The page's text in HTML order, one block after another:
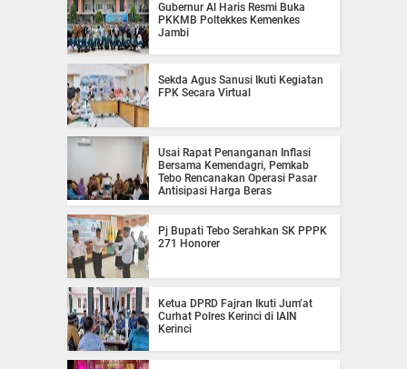
Gubernur Al Haris Resmi Buka
PKKMB Poltekkes Kemenkes
Jambi
Sekda Agus Sanusi Ikuti Kegiatan
FPK Secara Virtual
Usai Rapat Penanganan Inflasi
Bersama Kemendagri, Pemkab
Tebo Rencanakan Operasi Pasar
Antisipasi Harga Beras
Pj Bupati Tebo Serahkan SK PPPK
271 Honorer
Ketua DPRD Fajran Ikuti Jum’at
Curhat Polres Kerinci di IAIN
Kerinci